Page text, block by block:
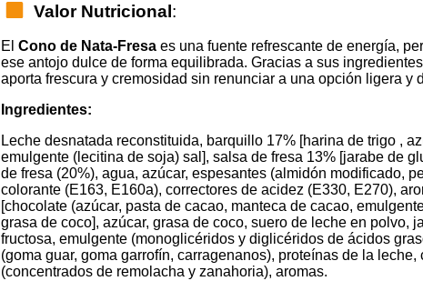
Valor Nutricional:
El Cono de Nata-Fresa es una fuente refrescante de energía,
ese antojo dulce de forma equilibrada. Gracias a sus
aporta frescura y cremosidad sin renunciar a una opción ligera y
Ingredientes:
Leche desnatada reconstituida, barquillo 17% [harina de trigo ,
emulgente (lecitina de soja) sal], salsa de fresa 13% [jarabe de
de fresa (20%), agua, azúcar, espesantes (almidón modificado,
colorante (E163, E160a), correctores de acidez (E330, E270),
[chocolate (azúcar, pasta de cacao, manteca de cacao,
grasa de coco], azúcar, grasa de coco, suero de leche en polvo,
fructosa, emulgente (monoglicéridos y diglicéridos de ácidos
(goma guar, goma garrofín, carragenanos), proteínas de la leche,
(concentrados de remolacha y zanahoria), aromas.